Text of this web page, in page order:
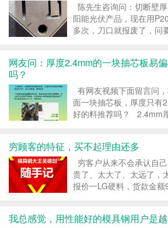
陈先生咨询问：切断壁
阳能光伏产品，现在用
多次，刀口就报废了，
否则刀...
网友问：厚度2.4mm的一块抽芯板易
吗？
有网友视频下面留言问
面一块抽芯板，厚度只有
好的料推荐吗？ 2.4mm
穷顾客的特征，买不起理由还多
穷客户从来不会承认自
贵了、太大了、太远了
报价一LG硬料，货款金
我总感觉，用性能好的模具钢用户是